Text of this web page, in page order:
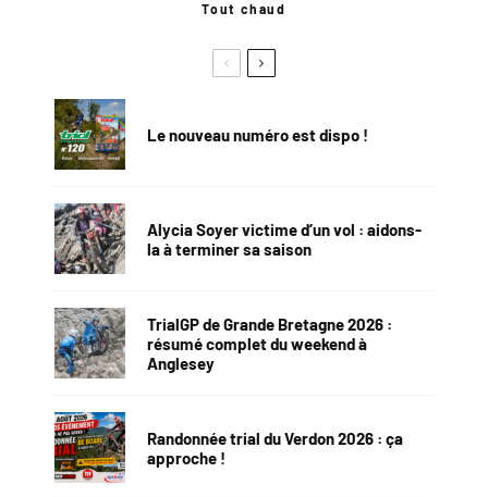
Tout chaud
Le nouveau numéro est dispo !
Alycia Soyer victime d’un vol : aidons-
la à terminer sa saison
TrialGP de Grande Bretagne 2026 :
résumé complet du weekend à
Anglesey
Randonnée trial du Verdon 2026 : ça
approche !